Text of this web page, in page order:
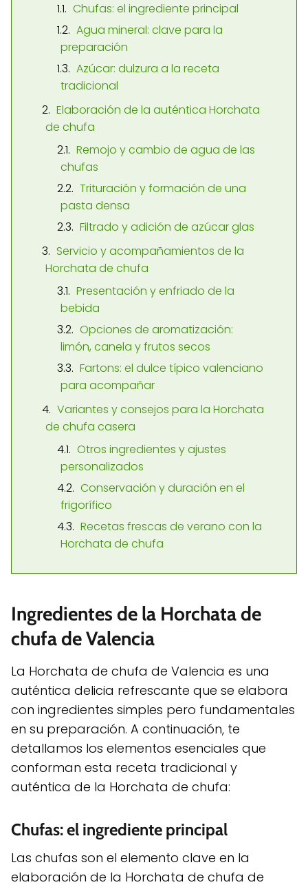
Chufas: el ingrediente principal
Agua mineral: clave para la
preparación
Azúcar: dulzura a la receta
tradicional
Elaboración de la auténtica Horchata
de chufa
Remojo y cambio de agua de las
chufas
Trituración y formación de una
pasta densa
Filtrado y adición de azúcar glas
Servicio y acompañamientos de la
Horchata de chufa
Presentación y enfriado de la
bebida
Opciones de aromatización:
limón, canela y frutos secos
Fartons: el dulce típico valenciano
para acompañar
Variantes y consejos para la Horchata
de chufa casera
Otros ingredientes y ajustes
personalizados
Conservación y duración en el
frigorífico
Recetas frescas de verano con la
Horchata de chufa
Ingredientes de la Horchata de
chufa de Valencia
La Horchata de chufa de Valencia es una
auténtica delicia refrescante que se elabora
con ingredientes simples pero fundamentales
en su preparación. A continuación, te
detallamos los elementos esenciales que
conforman esta receta tradicional y
auténtica de la Horchata de chufa:
Chufas: el ingrediente principal
Las chufas son el elemento clave en la
elaboración de la Horchata de chufa de